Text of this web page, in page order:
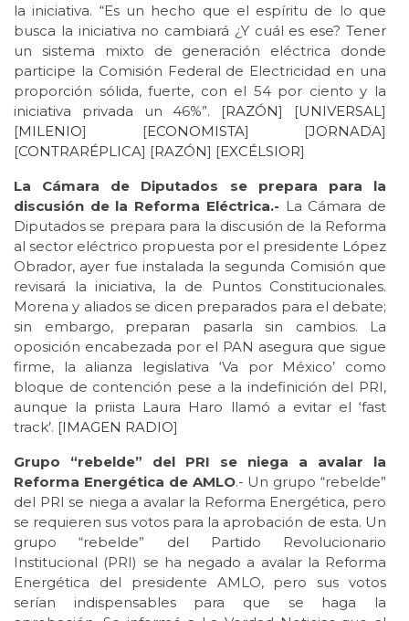
la iniciativa. “Es un hecho que el espíritu de lo que
busca la iniciativa no cambiará ¿Y cuál es ese? Tener
un sistema mixto de generación eléctrica donde
participe la Comisión Federal de Electricidad en una
proporción sólida, fuerte, con el 54 por ciento y la
iniciativa privada un 46%”. [RAZÓN] [UNIVERSAL]
[MILENIO] [ECONOMISTA] [JORNADA]
[CONTRARÉPLICA] [RAZÓN] [EXCÉLSIOR]
La Cámara de Diputados se prepara para la
discusión de la Reforma Eléctrica.- La Cámara de
Diputados se prepara para la discusión de la Reforma
al sector eléctrico propuesta por el presidente López
Obrador, ayer fue instalada la segunda Comisión que
revisará la iniciativa, la de Puntos Constitucionales.
Morena y aliados se dicen preparados para el debate;
sin embargo, preparan pasarla sin cambios. La
oposición encabezada por el PAN asegura que sigue
firme, la alianza legislativa ‘Va por México’ como
bloque de contención pese a la indefinición del PRI,
aunque la priista Laura Haro llamó a evitar el ‘fast
track’. [IMAGEN RADIO]
Grupo “rebelde” del PRI se niega a avalar la
Reforma Energética de AMLO.- Un grupo “rebelde”
del PRI se niega a avalar la Reforma Energética, pero
se requieren sus votos para la aprobación de esta. Un
grupo “rebelde” del Partido Revolucionario
Institucional (PRI) se ha negado a avalar la Reforma
Energética del presidente AMLO, pero sus votos
serían indispensables para que se haga la